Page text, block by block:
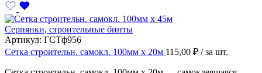
Серпянки, строительные бинты
Артикул: ГСТф956
Сетка строительн. самокл. 100мм х 20м 115,00 ₽ / за шт.